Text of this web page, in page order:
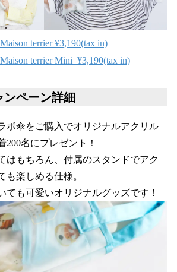
terrier ¥3,190(tax in)
terrier Mini ¥3,190(tax in)
ンペーン詳細
ボ傘をご購入でオリジナルアクリル
200名にプレゼント！
はもちろん、付属のスタンドでアク
も楽しめる仕様。
ても可愛いオリジナルグッズです！